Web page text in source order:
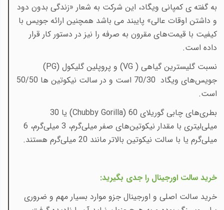
به گفته ی کمپانی ویگاد، این شرکت به شعار «زندگی بدون دود
و داشتن اوقات عالی» پایبند می باشد همچنین ارائه جویس با
کیفیت با قیمت‌های مقرون به صرفه را نیز در دستور کار قرار
داده است.
نسبت گلیسترین گیاهی ( VG) و پروپلین گلیکول (PG
)
جویس‌های ویگاد 70/30 است و در سالت نیکوتین ها 50/50
است.
بطری‌های چابی گوریلای(Chubby Gorilla) 60
یا 30
میلی‌لیتری با مقدار نیکوتین‌های صفر میلی‌گرم، 3 میلی‌گرم، 6
میلی‌گرم یا با سالت نیکوتین بالاتر مانند 20 میلی‌گرم هستند
.
خرید سالت اورجینال را جدی بگیرید:
خرید سالت اصلی و اورجینال جزو موارد بسیار مهم و ضروری